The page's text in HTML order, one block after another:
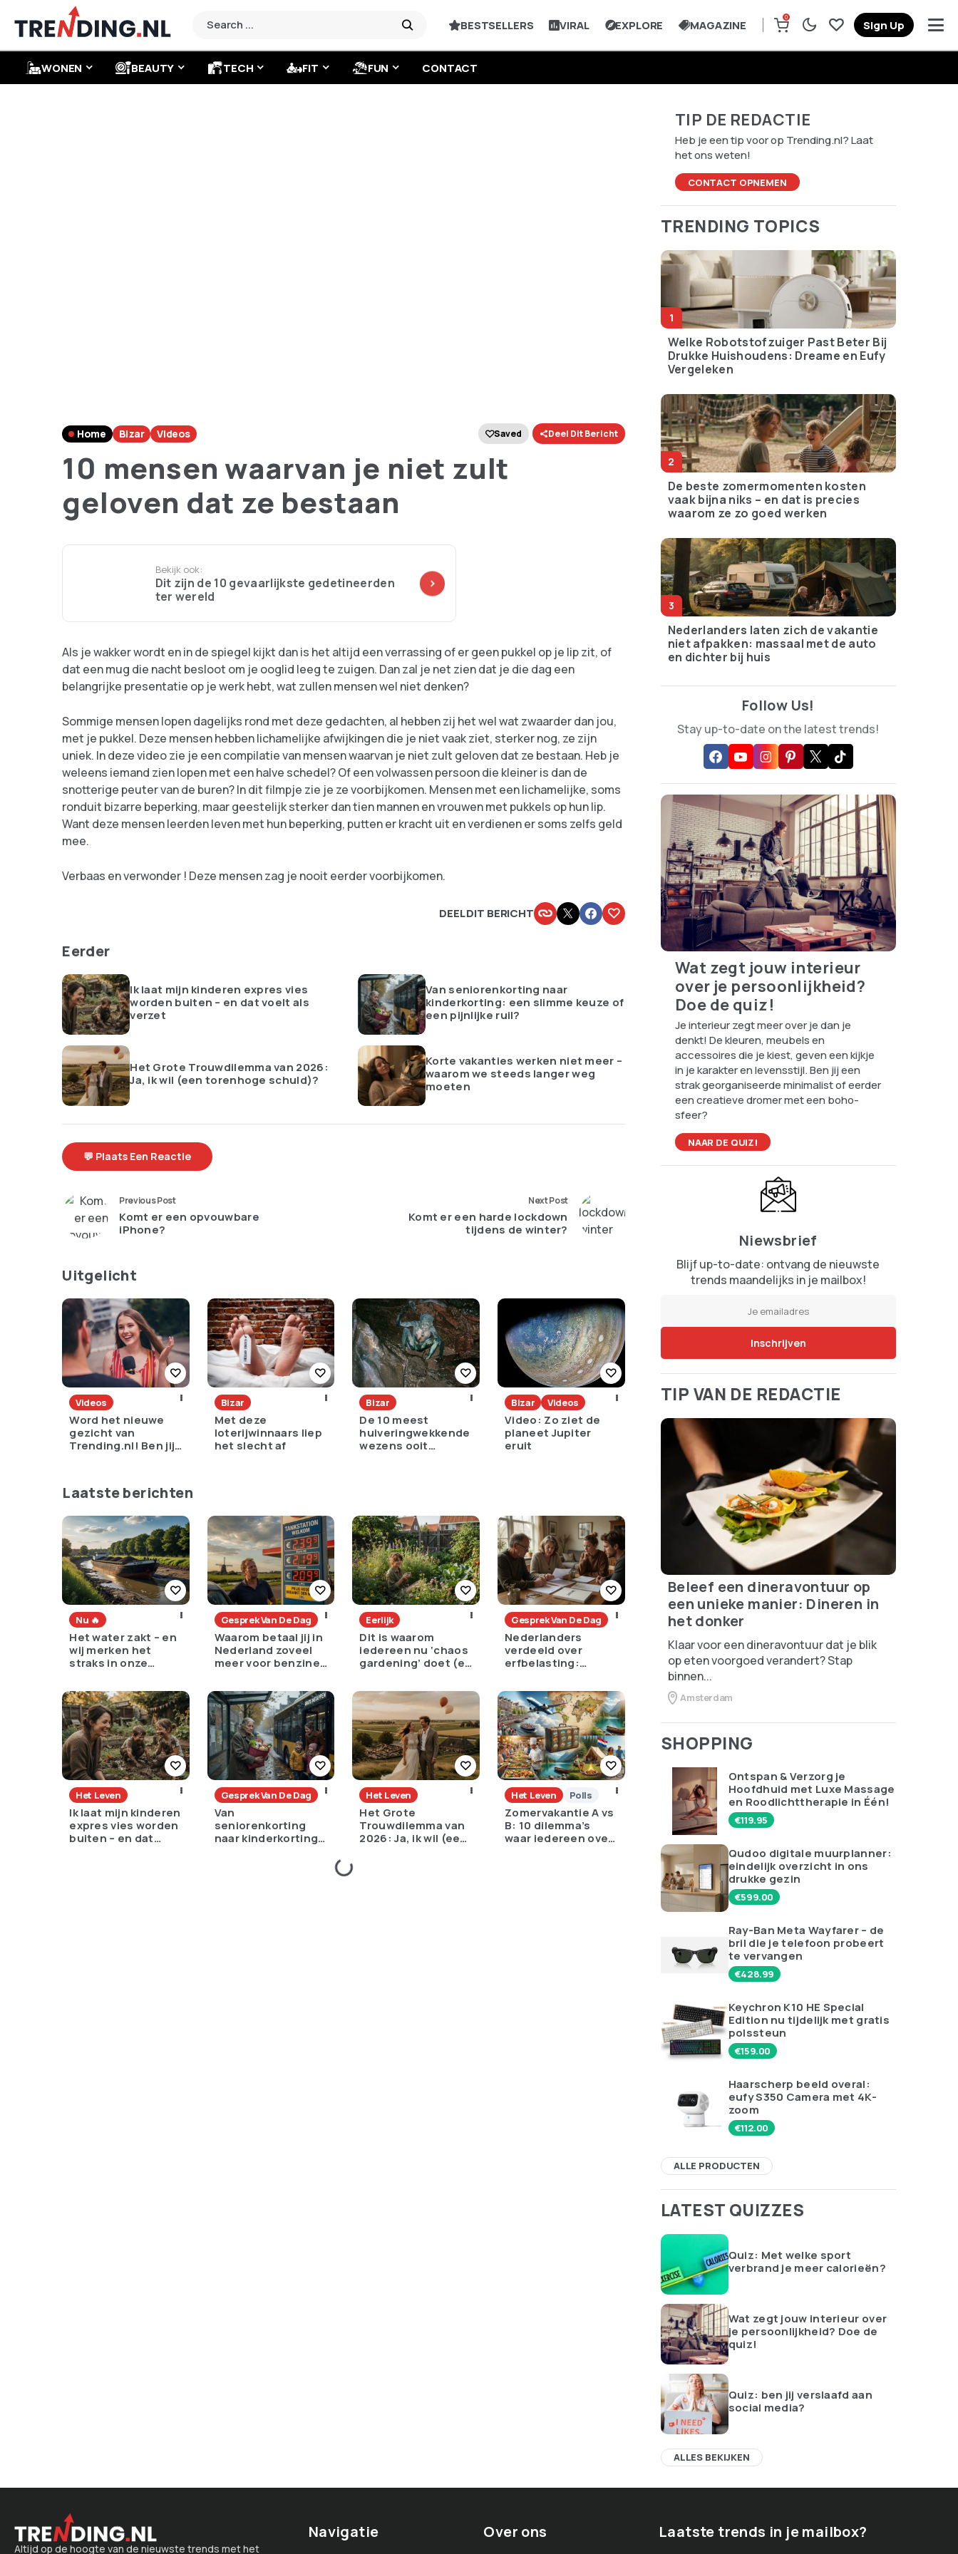
BESTSELLERS VIRAL EXPLORE MAGAZINE
0
Sign Up
WONEN BEAUTY TECH FIT FUN CONTACT
Home Bizar Videos Saved Deel Dit Bericht
10 mensen waarvan je niet zult
geloven dat ze bestaan
Bekijk ook:
Dit zijn de 10 gevaarlijkste gedetineerden
ter wereld
Als je wakker wordt en in de spiegel kijkt dan is het altijd een verrassing of er geen pukkel op je lip zit, of
dat een mug die nacht besloot om je ooglid leeg te zuigen. Dan zal je net zien dat je die dag een
belangrijke presentatie op je werk hebt, wat zullen mensen wel niet denken?
Sommige mensen lopen dagelijks rond met deze gedachten, al hebben zij het wel wat zwaarder dan jou,
met je pukkel. Deze mensen hebben lichamelijke afwijkingen die je niet vaak ziet, sterker nog, ze zijn
uniek. In deze video zie je een compilatie van mensen waarvan je niet zult geloven dat ze bestaan. Heb je
weleens iemand zien lopen met een halve schedel? Of een volwassen persoon die kleiner is dan de
snotterige peuter van de buren? In dit filmpje zie je ze voorbijkomen. Mensen met een lichamelijke, soms
ronduit bizarre beperking, maar geestelijk sterker dan tien mannen en vrouwen met pukkels op hun lip.
Want deze mensen leerden leven met hun beperking, putten er kracht uit en verdienen er soms zelfs geld
mee.
Verbaas en verwonder ! Deze mensen zag je nooit eerder voorbijkomen.
DEEL DIT BERICHT
Eerder
Ik laat mijn kinderen expres vies
worden buiten – en dat voelt als
verzet
Van seniorenkorting naar
kinderkorting: een slimme keuze of
een pijnlijke ruil?
Het Grote Trouwdilemma van 2026:
Ja, ik wil (een torenhoge schuld)?
Korte vakanties werken niet meer –
waarom we steeds langer weg
moeten
💬 Plaats Een Reactie
Previous Post
Komt er een opvouwbare
iPhone?
Next Post
Komt er een harde lockdown
tijdens de winter?
Uitgelicht
Videos
Word het nieuwe
gezicht van
Trending.nl! Ben jij
zoeken?
Bizar
Met deze
loterijwinnaars liep
het slecht af
Bizar
De 10 meest
huiveringwekkende
wezens ooit
Bizar Videos
Video: Zo ziet de
planeet Jupiter
eruit
Laatste berichten
Nu 🔥
Het water zakt – en
wij merken het
straks in onze
Gesprek Van De Dag
Waarom betaal jij in
Nederland zoveel
meer voor benzine
Europa?
Eerlijk
Dit is waarom
iedereen nu ‘chaos
gardening’ doet (en
Gesprek Van De Dag
Nederlanders
verdeeld over
erfbelasting:
ongelijkheid of
oneerlijk?
Het Leven
Ik laat mijn kinderen
expres vies worden
buiten – en dat
Gesprek Van De Dag
Van
seniorenkorting
naar kinderkorting:
Het Leven
Het Grote
Trouwdilemma van
2026: Ja, ik wil (een
Het Leven Polls
Zomervakantie A vs
B: 10 dilemma’s
waar iedereen over
TIP DE REDACTIE
Heb je een tip voor op Trending.nl? Laat
het ons weten!
CONTACT OPNEMEN
TRENDING TOPICS
Welke Robotstofzuiger Past Beter Bij
Drukke Huishoudens: Dreame en Eufy
Vergeleken
De beste zomermomenten kosten
vaak bijna niks – en dat is precies
waarom ze zo goed werken
Nederlanders laten zich de vakantie
niet afpakken: massaal met de auto
en dichter bij huis
Follow Us!
Stay up-to-date on the latest trends!
Wat zegt jouw interieur
over je persoonlijkheid?
Doe de quiz!
Je interieur zegt meer over je dan je
denkt! De kleuren, meubels en
accessoires die je kiest, geven een kijkje
in je karakter en levensstijl. Ben jij een
strak georganiseerde minimalist of eerder
een creatieve dromer met een boho-
sfeer?
NAAR DE QUIZ!
Niewsbrief
Blijf up-to-date: ontvang de nieuwste
trends maandelijks in je mailbox!
TIP VAN DE REDACTIE
Beleef een dineravontuur op
een unieke manier: Dineren in
het donker
Klaar voor een dineravontuur dat je blik
op eten voorgoed verandert? Stap
binnen...
Amsterdam
SHOPPING
Ontspan & Verzorg je
Hoofdhuid met Luxe Massage
en Roodlichttherapie in Één!
€119.95
Qudoo digitale muurplanner:
eindelijk overzicht in ons
drukke gezin
€599.00
Ray-Ban Meta Wayfarer – de
bril die je telefoon probeert
te vervangen
€428.99
Keychron K10 HE Special
Edition nu tijdelijk met gratis
polssteun
€159.00
Haarscherp beeld overal:
eufy S350 Camera met 4K-
zoom
€112.00
ALLE PRODUCTEN
LATEST QUIZZES
Quiz: Met welke sport
verbrand je meer calorieën?
Wat zegt jouw interieur over
je persoonlijkheid? Doe de
quiz!
Quiz: ben jij verslaafd aan
social media?
ALLES BEKIJKEN
Altijd op de hoogte van de nieuwste trends met het
Navigatie Over ons Laatste trends in je mailbox?